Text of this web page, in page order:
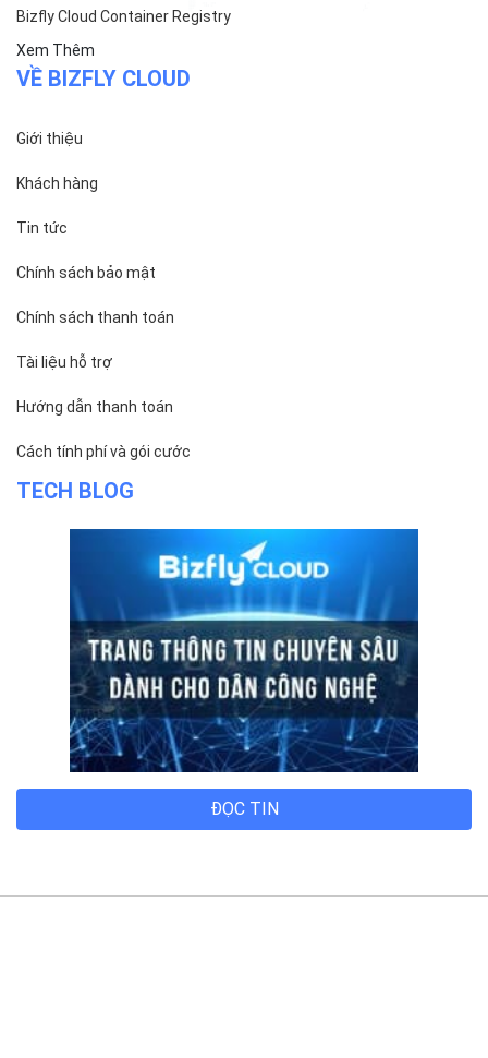
Xuân, Thành phố Hà Nội.
Số 127 đường Võ Văn Tần, phường Xuân Hòa,
Thành phố Hồ Chí Minh.
Chi nhánh TP.Hải Phòng:
Địa chỉ:
310 Hai Bà Trưng, phường Lê Chân, TP. Hải
Phòng.
© 2014 Bizfly Cloud. All Rights Reserved
Điều khoản sử dụng
Cam kết chất lượng dịch vụ - SLA